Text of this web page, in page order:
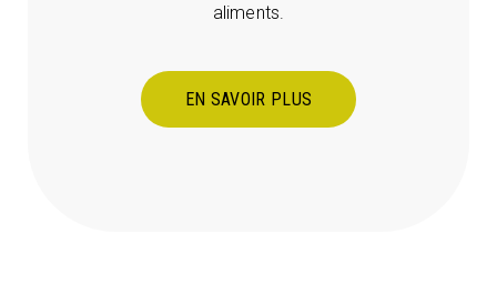
aliments.
EN SAVOIR PLUS